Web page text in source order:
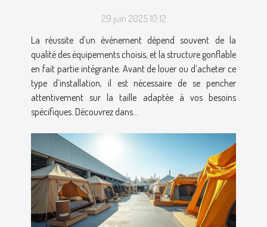
29 juin 2025 10:12
La réussite d’un événement dépend souvent de la
qualité des équipements choisis, et la structure gonflable
en fait partie intégrante. Avant de louer ou d’acheter ce
type d’installation, il est nécessaire de se pencher
attentivement sur la taille adaptée à vos besoins
spécifiques. Découvrez dans...